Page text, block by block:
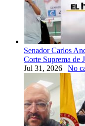
Senador Carlos
Corte Suprema de
Jul 31, 2026 | No